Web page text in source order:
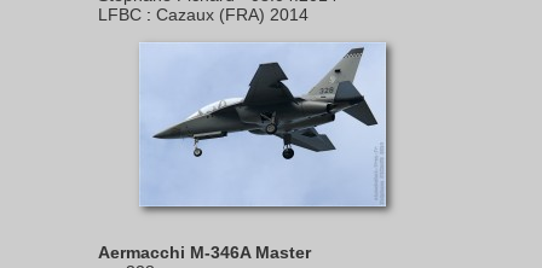
LFBC : Cazaux (FRA) 2014
Aermacchi M-346A Master